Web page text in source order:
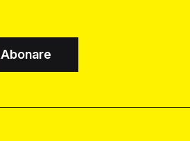
Abonare